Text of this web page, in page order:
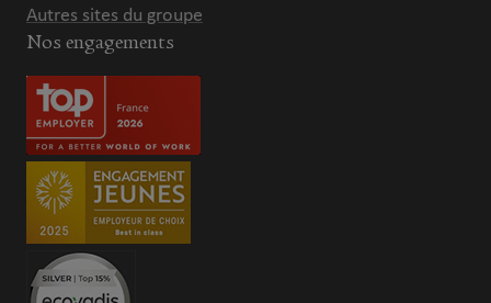
Autres sites du groupe
Nos engagements